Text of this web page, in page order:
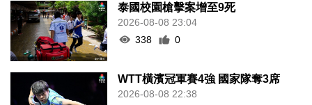
泰國校園槍擊案增至9死
2026-08-08 23:04
338
0
WTT橫濱冠軍賽4強 國家隊奪3席
2026-08-08 22:38